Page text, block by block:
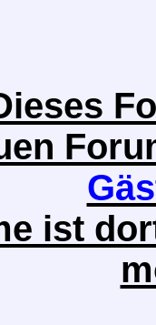
ist